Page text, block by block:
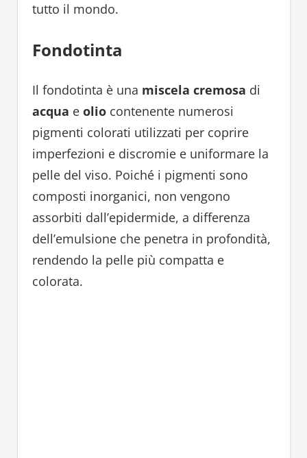
tutto il mondo.
Fondotinta
Il fondotinta è una miscela cremosa di
acqua e oliocontenente numerosi
pigmenti colorati utilizzati per coprire
imperfezioni e discromie e uniformare la
pelle del viso. Poiché i pigmenti sono
composti inorganici, non vengono
assorbiti dall’epidermide, a differenza
dell’emulsione che penetra in profondità,
rendendo la pelle più compatta e
colorata.